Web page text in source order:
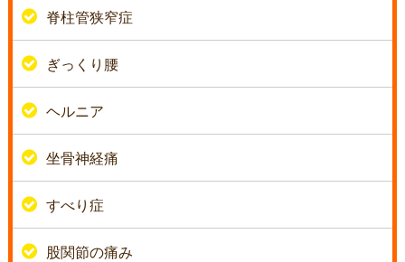
脊柱管狭窄症
ぎっくり腰
ヘルニア
坐骨神経痛
すべり症
股関節の痛み